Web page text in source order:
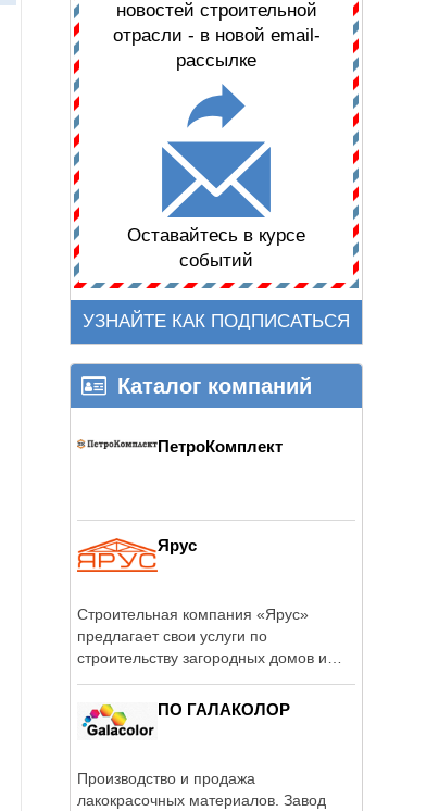
новостей строительной
отрасли - в новой email-
рассылке
Оставайтесь в курсе
событий
УЗНАЙТЕ КАК ПОДПИСАТЬСЯ
Каталог компаний
ПетроКомплект
Ярус
Строительная компания «Ярус»
предлагает свои услуги по
строительству загородных домов и
ПО ГАЛАКОЛОР
Производство и продажа
лакокрасочных материалов. Завод